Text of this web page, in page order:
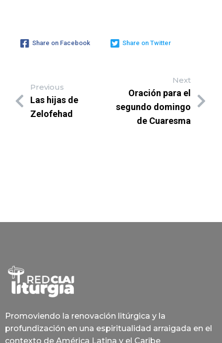
Share on Facebook Share on Twitter
Previous
Las hijas de
Zelofehad
Next
Oración para el
segundo domingo
de Cuaresma
Promoviendo la renovación litúrgica y la
profundización en una espiritualidad arraigada en el
contexto de América Latina y el Caribe